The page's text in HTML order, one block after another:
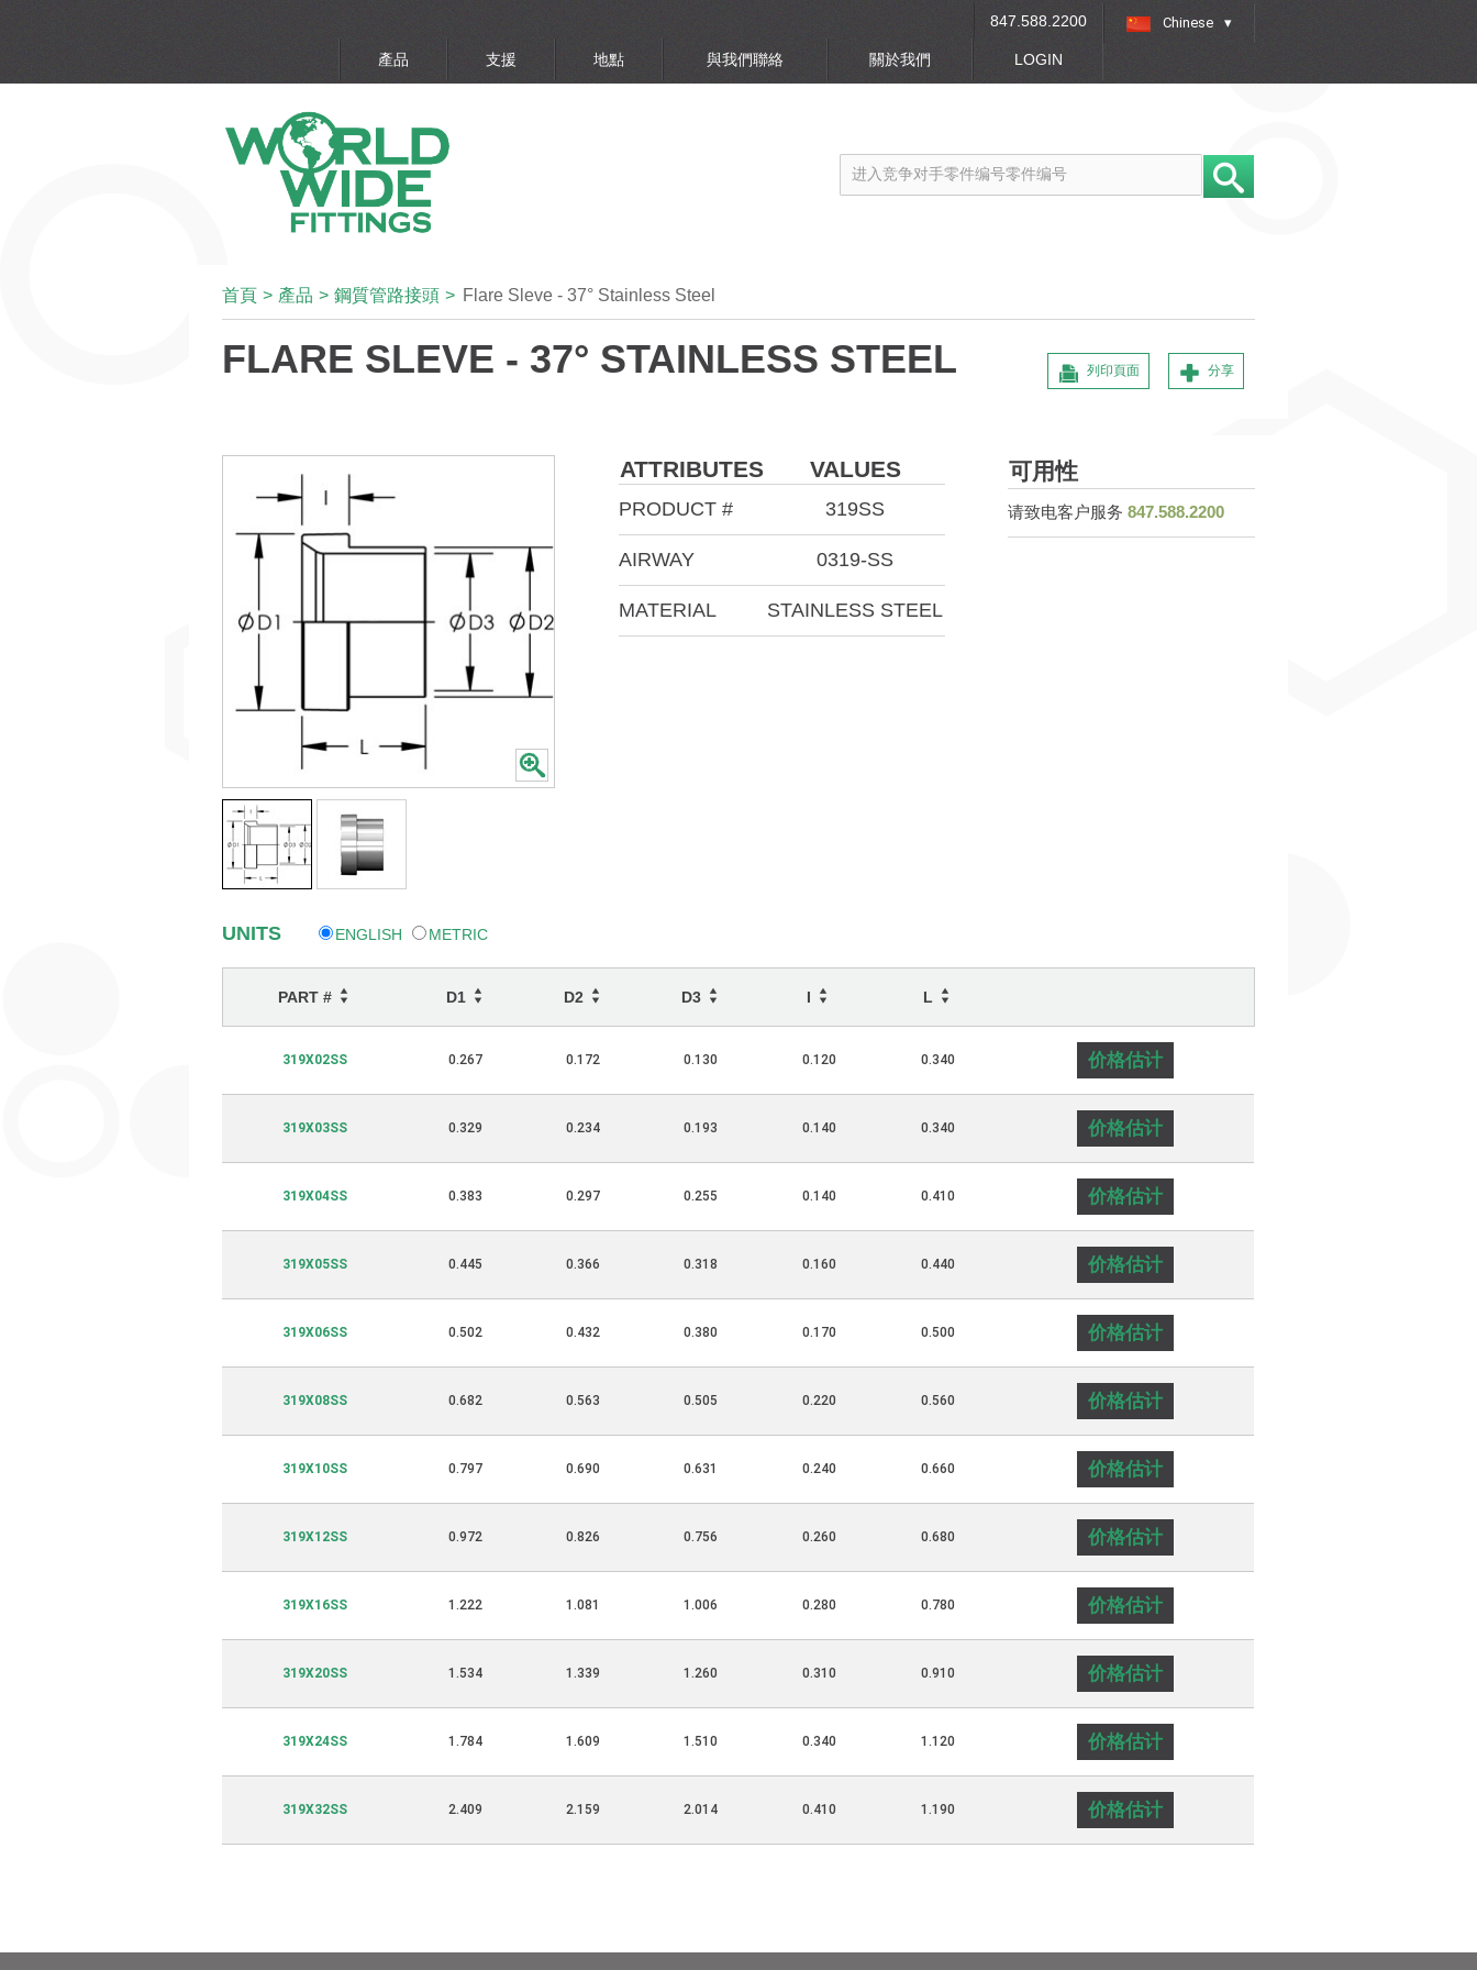
Chinese
847.588.2200
產品 支援 地點 與我們聯絡 關於我們 LOGIN
首頁 > 產品 > 鋼質管路接頭 > Flare Sleve - 37° Stainless Steel
FLARE SLEVE - 37° STAINLESS STEEL 分享
列印頁面
ATTRIBUTES VALUES
PRODUCT # 319SS
AIRWAY 0319-SS
MATERIAL STAINLESS STEEL
可用性
请致电客户服务 847.588.2200
UNITS ENGLISH METRIC
PART # D1 D2 D3 I L
319X02SS 0.267 0.172 0.130 0.120 0.340 价格估计
319X03SS 0.329 0.234 0.193 0.140 0.340 价格估计
319X04SS 0.383 0.297 0.255 0.140 0.410 价格估计
319X05SS 0.445 0.366 0.318 0.160 0.440 价格估计
319X06SS 0.502 0.432 0.380 0.170 0.500 价格估计
319X08SS 0.682 0.563 0.505 0.220 0.560 价格估计
319X10SS 0.797 0.690 0.631 0.240 0.660 价格估计
319X12SS 0.972 0.826 0.756 0.260 0.680 价格估计
319X16SS 1.222 1.081 1.006 0.280 0.780 价格估计
319X20SS 1.534 1.339 1.260 0.310 0.910 价格估计
319X24SS 1.784 1.609 1.510 0.340 1.120 价格估计
319X32SS 2.409 2.159 2.014 0.410 1.190 价格估计